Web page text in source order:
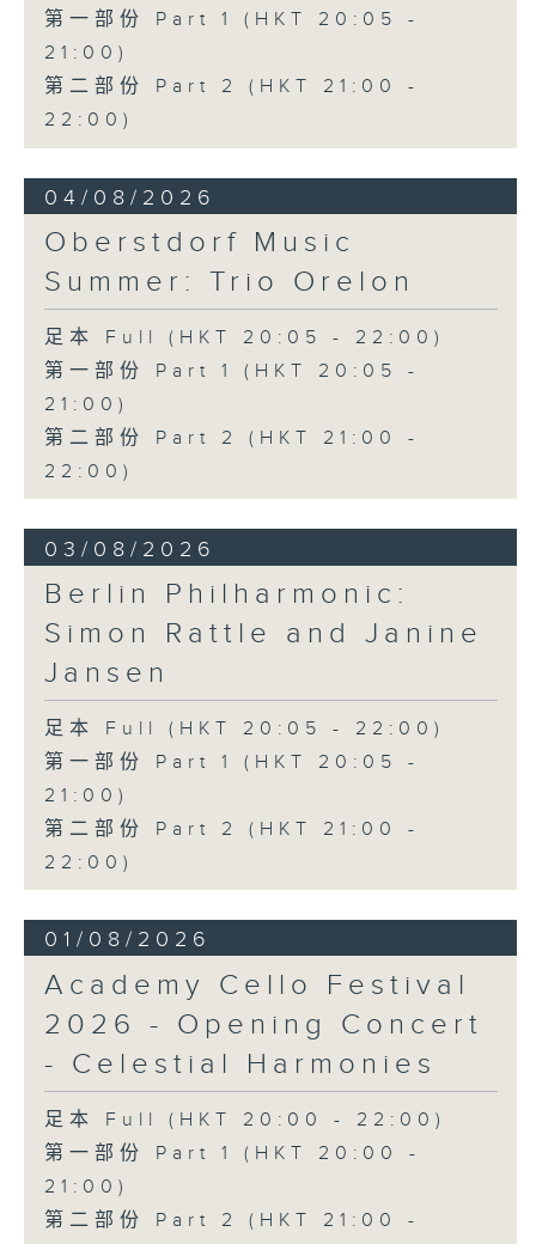
第一部份 Part 1 (HKT 20:05 -
21:00)
第二部份 Part 2 (HKT 21:00 -
22:00)
04/08/2026
Oberstdorf Music
Summer: Trio Orelon
足本 Full (HKT 20:05 - 22:00)
第一部份 Part 1 (HKT 20:05 -
21:00)
第二部份 Part 2 (HKT 21:00 -
22:00)
03/08/2026
Berlin Philharmonic:
Simon Rattle and Janine
Jansen
足本 Full (HKT 20:05 - 22:00)
第一部份 Part 1 (HKT 20:05 -
21:00)
第二部份 Part 2 (HKT 21:00 -
22:00)
01/08/2026
Academy Cello Festival
2026 - Opening Concert
- Celestial Harmonies
足本 Full (HKT 20:00 - 22:00)
第一部份 Part 1 (HKT 20:00 -
21:00)
第二部份 Part 2 (HKT 21:00 -